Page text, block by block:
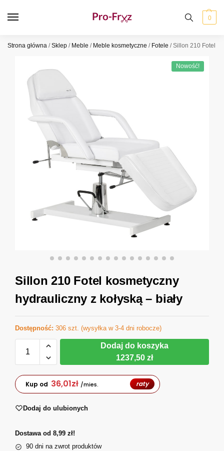
0
Strona główna /Sklep / Meble / Meble kosmetyczne / Fotele /Sillon 210 Fotel
Nowość!
Sillon 210 Fotel kosmetyczny
hydrauliczny z kołyską – biały
Dostępność: 306 szt. (wysyłka w 3-4 dni robocze)
Dodaj do koszyka
1237,50 zł
Kup od 36,01zł /mies. raty
Dodaj do ulubionych
Dostawa od 8,99 zł!
90 dni na zwrot produktów